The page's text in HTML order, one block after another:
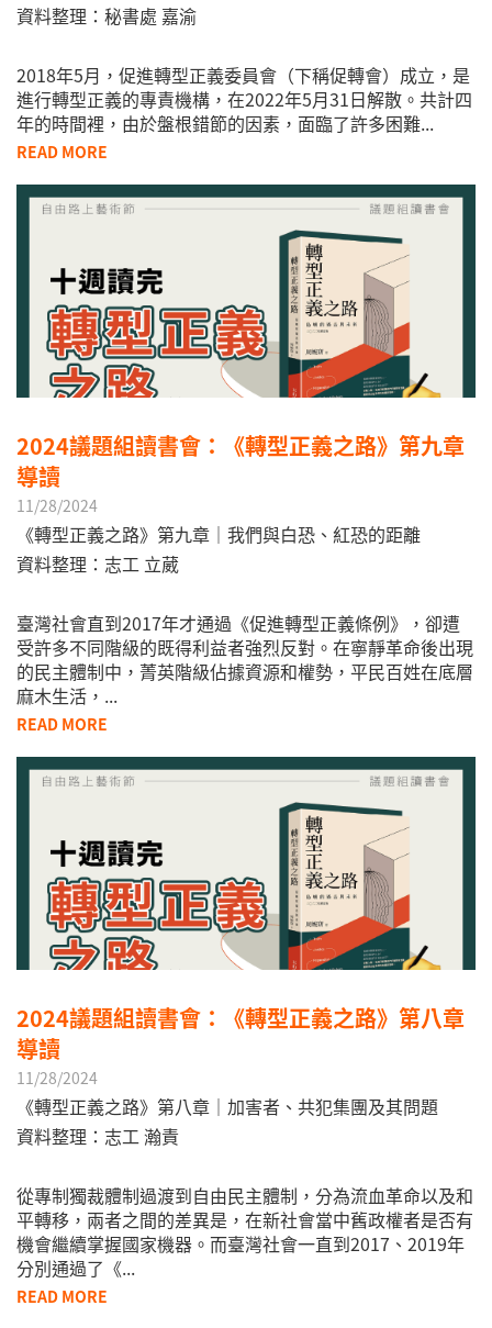
資料整理：秘書處 嘉渝
2018年5月，促進轉型正義委員會（下稱促轉會）成立，是
進行轉型正義的專責機構，在2022年5月31日解散。共計四
年的時間裡，由於盤根錯節的因素，面臨了許多困難...
READ MORE
2024議題組讀書會：《轉型正義之路》第九章
導讀
11/28/2024
《轉型正義之路》第九章｜我們與白恐、紅恐的距離
資料整理：志工 立葳
臺灣社會直到2017年才通過《促進轉型正義條例》，卻遭
受許多不同階級的既得利益者強烈反對。在寧靜革命後出現
的民主體制中，菁英階級佔據資源和權勢，平民百姓在底層
麻木生活，...
READ MORE
2024議題組讀書會：《轉型正義之路》第八章
導讀
11/28/2024
《轉型正義之路》第八章｜加害者、共犯集團及其問題
資料整理：志工 瀚責
從專制獨裁體制過渡到自由民主體制，分為流血革命以及和
平轉移，兩者之間的差異是，在新社會當中舊政權者是否有
機會繼續掌握國家機器。而臺灣社會一直到2017、2019年
分別通過了《...
READ MORE